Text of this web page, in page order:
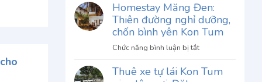
Khám
phá
hương
vị
đáo
phá
Vườn
Thượng
Bay
Lạt:
Homestay Măng Đen:
Thiên đường nghỉ dưỡng,
chốn bình yên Kon Tum
Chức năng bình luận bị tắtở
Măng
Thuê xe tự lái Kon Tum